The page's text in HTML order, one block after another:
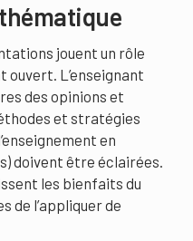
jouent un rôle
ouvert. L’enseignant
des opinions et
et stratégies
en
doivent être éclairées.
les bienfaits du
de l’appliquer de